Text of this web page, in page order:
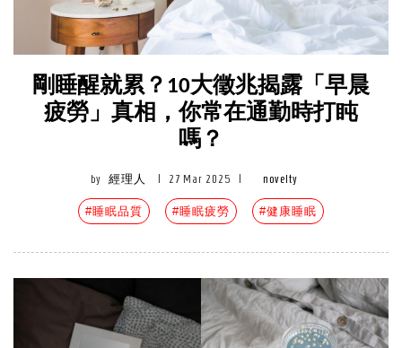
剛睡醒就累？10大徵兆揭露「早晨
疲勞」真相，你常在通勤時打盹
嗎？
by 經理人 27 Mar 2025 novelty
#睡眠品質 #睡眠疲勞 #健康睡眠